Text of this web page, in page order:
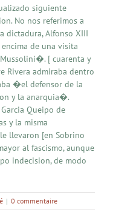
siguiente
No nos referimos a
dictadura, Alfonso XIII
de una visita
[ cuarenta y
Rivera admiraba dentro
�el defensor de la
y la anarquia�.
Queipo de
y la misma
llevaron [en Sobrino
al fascismo, aunque
indecision, de modo
| 0 commentaire